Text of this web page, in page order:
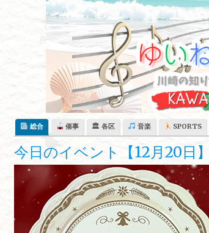
総合 催事 🏛 各区 音楽 SPORTS
今日のイベント【12月20日】